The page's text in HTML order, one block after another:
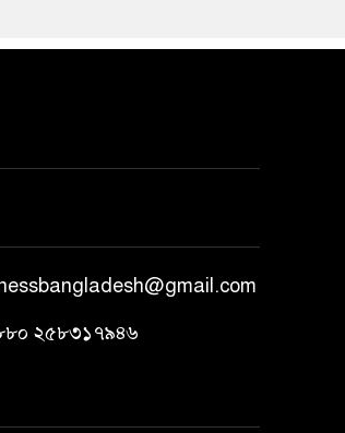
২৫৮৩১৭৯৪৬